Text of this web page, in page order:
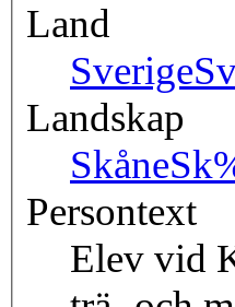
Land
Sverige
Landskap
Skåne
Persontext
Elev vid